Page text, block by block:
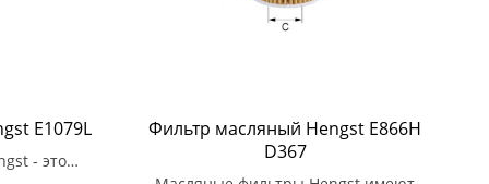
E1079L
- это
Фильтр масляный Hengst E866H
D367